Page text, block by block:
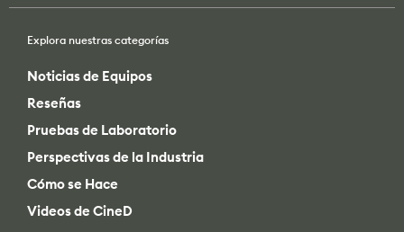
Explora nuestras categorías
Noticias de Equipos
Reseñas
Pruebas de Laboratorio
Perspectivas de la Industria
Cómo se Hace
Videos de CineD